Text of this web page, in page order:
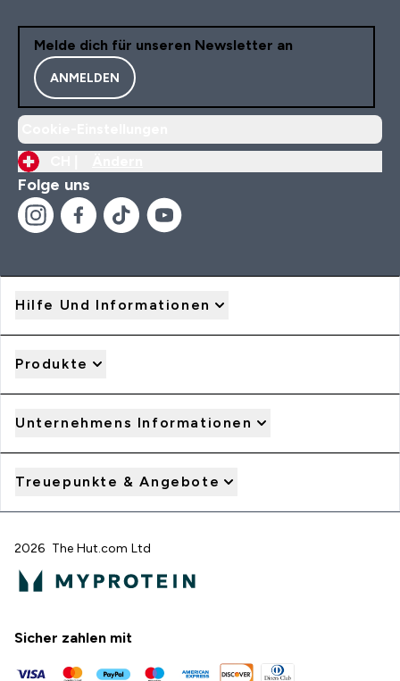
Melde dich für unseren Newsletter an
ANMELDEN
Folge uns
Hilfe Und Informationen
Produkte
Unternehmens Informationen
Treuepunkte & Angebote
2026 The Hut.com Ltd
Sicher zahlen mit